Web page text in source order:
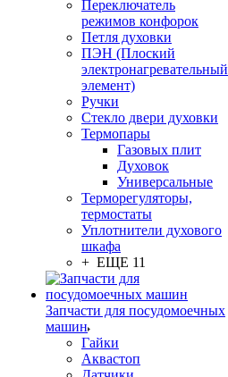
Переключатель
режимов конфорок
Петля духовки
ПЭН (Плоский
электронагревательный
элемент)
Ручки
Стекло двери духовки
Термопары
Газовых плит
Духовок
Универсальные
Терморегуляторы,
термостаты
Уплотнители духового
шкафа
+ ЕЩЕ 11
Запчасти для посудомоечных
машин
Гайки
Аквастоп